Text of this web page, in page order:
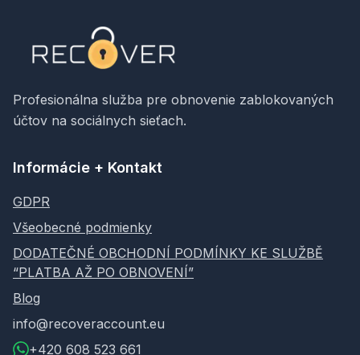
Profesionálna služba pre obnovenie zablokovaných
účtov na sociálnych sieťach.
Informácie + Kontakt
GDPR
Všeobecné podmienky
DODATEČNÉ OBCHODNÍ PODMÍNKY KE SLUŽBĚ
“PLATBA AŽ PO OBNOVENÍ”
Blog
info@recoveraccount.eu
+420 608 523 661